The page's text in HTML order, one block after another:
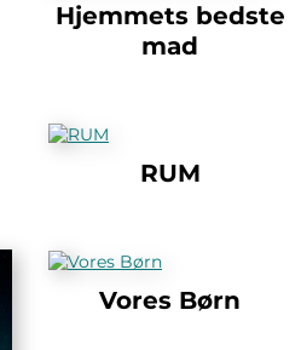
Hjemmets bedste
mad
RUM
Vores Børn